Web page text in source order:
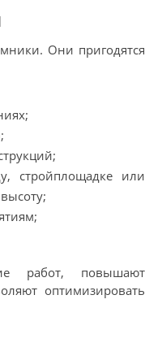
Они пригодятся
стройплощадке или
работ, повышают
оптимизировать